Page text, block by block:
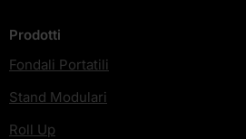
Prodotti
Fondali Portatili
Stand Modulari
Roll Up